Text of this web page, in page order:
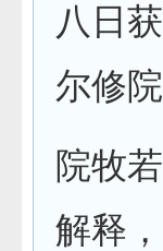
八日
尔修院
院牧
解释